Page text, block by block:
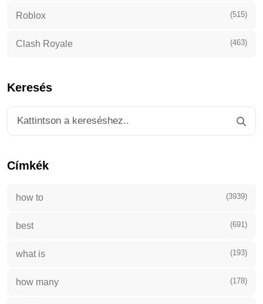
Roblox (515)
Clash Royale (463)
Keresés
Címkék
how to (3939)
best (691)
what is (193)
how many (178)